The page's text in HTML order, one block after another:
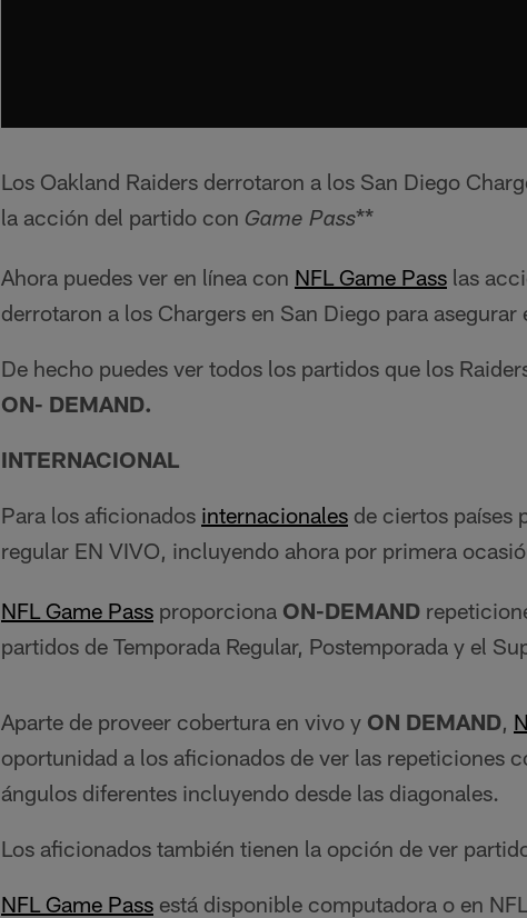
Los Oakland Raiders derrotaron a los San Diego
la acción del partido con Game Pass**
Ahora puedes ver en línea con NFL Game Pass las
derrotaron a los Chargers en San Diego para asegurar
De hecho puedes ver todos los partidos que los
ON- DEMAND.
INTERNACIONAL
Para los aficionados internacionales de ciertos países
regular EN VIVO, incluyendo ahora por primera
NFL Game Pass proporciona ON-DEMAND
partidos de Temporada Regular, Postemporada y el
Aparte de proveer cobertura en vivo y ON DEMAND,
oportunidad a los aficionados de ver las repeticiones
ángulos diferentes incluyendo desde las diagonales.
Los aficionados también tienen la opción de ver
NFL Game Pass está disponible computadora o en